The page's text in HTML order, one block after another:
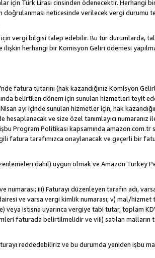
için Türk Lirası cinsinden ödenecektir. Herhangi
doğrulanması neticesinde verilecek vergi durumu
için vergi bilgisi talep edebilir. Bu tür durumlarda,
herhangi bir Komisyon Geliri ödemesi
fatura tutarını (hak kazandığınız Komisyon
belirtilen dönem için sunulan hizmetleri teyit
ayı içinde sunulan hizmetler için, hak
ve size özel tanımlayıcı numaranız
Program Politikası kapsamında amazon.com.tr
tarafımızca onaylanacak ve geçerli bir
dahil) uygun olmak ve Amazon Turkey
iii) Faturayı düzenleyen tarafın adı,
ve varsa vergi kimlik numarası; v) mal/hizmet
veya istisna uyarınca vergiye tabi tutar, toplam
faturada belirtilmelidir ve viii) satılan malların
reddedebiliriz ve bu durumda yeniden işbu